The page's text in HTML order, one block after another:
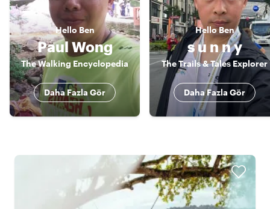
Hello Ben
Paul Wong
The Walking Encyclopedia
Daha Fazla Gör
HelloBen
s u n n y
The Trails & Tales Explorer
Daha Fazla Gör